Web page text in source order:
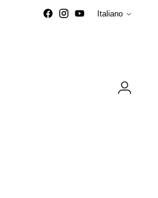
Lingua
Italiano